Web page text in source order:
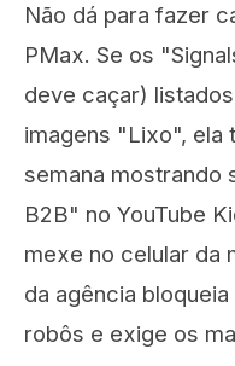
Não dá para fazer
PMax. Se os
deve caçar)
imagens "Lixo", ela
semana mostrando
B2B" no YouTube
mexe no celular da
da agência
robôs e exige os